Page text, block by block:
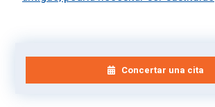
Concertar una cita